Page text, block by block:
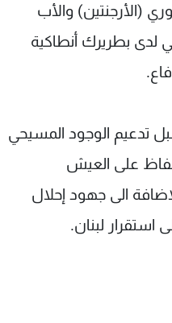
(الأرجنتين) والأب
لدى بطريرك أنطاكية
تدعيم الوجود المسيحي
على العيش
الى جهود إحلال
استقرار لبنان.